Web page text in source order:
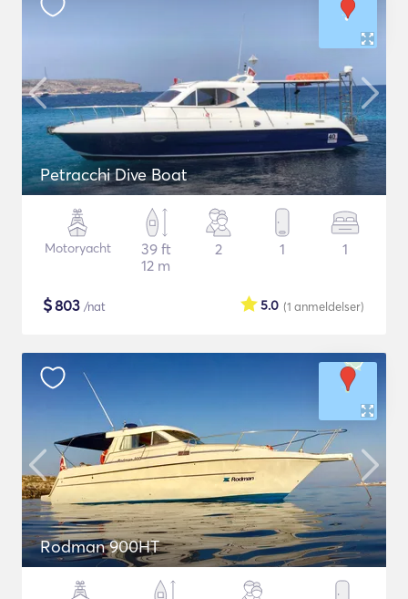
Petracchi Dive Boat
Motoryacht
39 ft
12 m
2 1 1
$803 /nat (1 anmeldelser)
5.0
Rodman 900HT